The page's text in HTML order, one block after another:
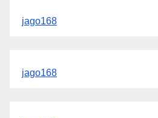
jago168
jago168